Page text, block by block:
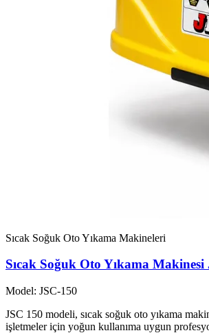
Sıcak Soğuk Oto Yıkama Makineleri
Sıcak Soğuk Oto Yıkama Makinesi
Model: JSC-150
JSC 150 modeli, sıcak soğuk oto yıkama
işletmeler için yoğun kullanıma uygun